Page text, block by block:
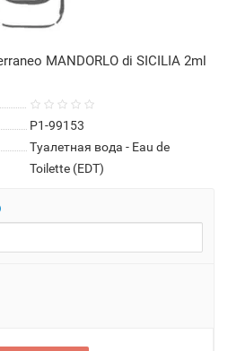
MANDORLO di SICILIA 2ml
P1-99153
Туалетная вода - Eau de
Toilette (EDT)